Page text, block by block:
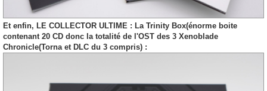
Et enfin, LE COLLECTOR ULTIME : La Trinity Box(énorme boite
contenant 20 CD donc la totalité de l'OST des 3 Xenoblade
Chronicle(Torna et DLC du 3 compris) :